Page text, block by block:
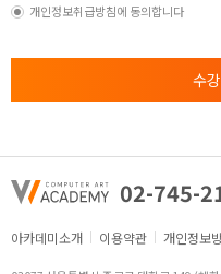
개인정보취급방침에 동의합니다
수
02-745-
아카데미소개 이용약관 개인정보